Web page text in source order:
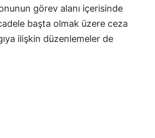
görev alanı içerisinde
başta olmak üzere ceza
ilişkin düzenlemeler de